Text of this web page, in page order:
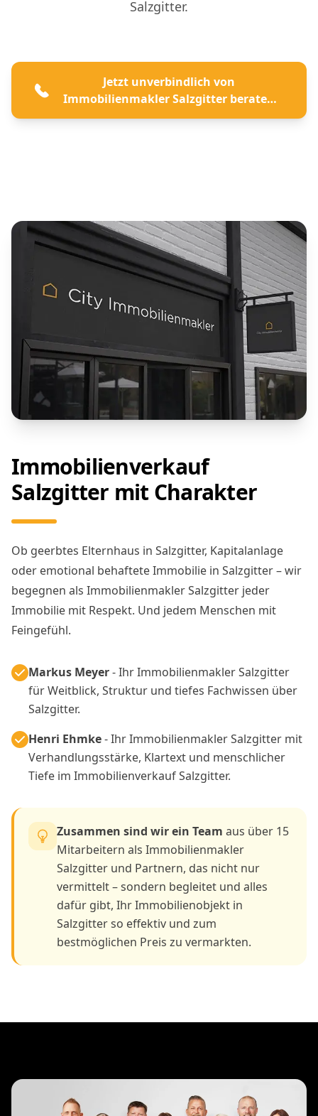
Salzgitter.
Jetzt unverbindlich von
Immobilienmakler Salzgitter beraten
lassen
Immobilienverkauf
Salzgitter mit Charakter
Ob geerbtes Elternhaus in Salzgitter, Kapitalanlage
oder emotional behaftete Immobilie in Salzgitter – wir
begegnen als Immobilienmakler Salzgitter jeder
Immobilie mit Respekt. Und jedem Menschen mit
Feingefühl.
Markus Meyer- Ihr Immobilienmakler Salzgitter
für Weitblick, Struktur und tiefes Fachwissen über
Salzgitter.
Henri Ehmke- Ihr Immobilienmakler Salzgitter mit
Verhandlungsstärke, Klartext und menschlicher
Tiefe im Immobilienverkauf Salzgitter.
Zusammen sind wir ein Team aus über 15
Mitarbeitern als Immobilienmakler
Salzgitter und Partnern, das nicht nur
vermittelt – sondern begleitet und alles
dafür gibt, Ihr Immobilienobjekt in
Salzgitter so effektiv und zum
bestmöglichen Preis zu vermarkten.